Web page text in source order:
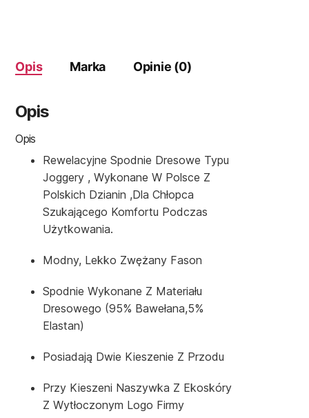
Opis Marka Opinie (0)
Opis
Opis
Rewelacyjne Spodnie Dresowe Typu
Joggery , Wykonane W Polsce Z
Polskich Dzianin ,dla Chłopca
Szukającego Komfortu Podczas
Użytkowania.
Modny, Lekko Zwężany Fason
Spodnie Wykonane Z Materiału
Dresowego (95% Bawełana,5%
Elastan)
Posiadają Dwie Kieszenie Z Przodu
Przy Kieszeni Naszywka Z Ekoskóry
Z Wytłoczonym Logo Firmy